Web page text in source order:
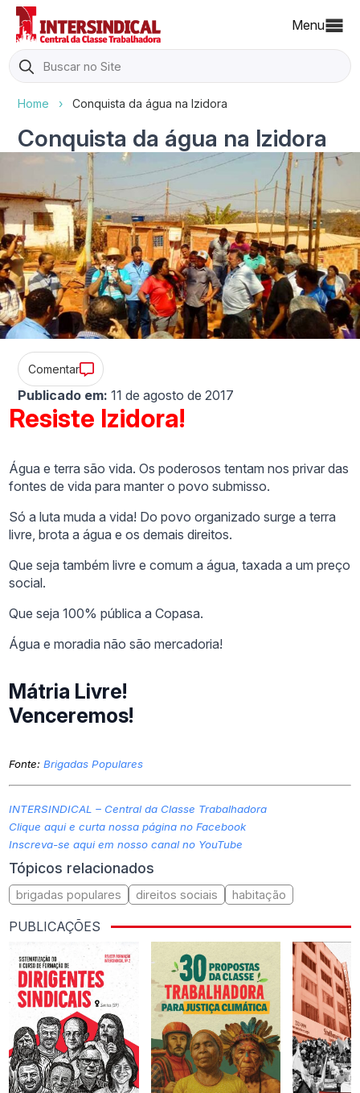
Menu
Search
for:
Home › Conquista da água na Izidora
Conquista da água na Izidora
Comentar
Publicado em: 11 de agosto de 2017
Resiste Izidora!
Água e terra são vida. Os poderosos tentam nos privar das
fontes de vida para manter o povo submisso.
Só a luta muda a vida! Do povo organizado surge a terra
livre, brota a água e os demais direitos.
Que seja também livre e comum a água, taxada a um preço
social.
Que seja 100% pública a Copasa.
Água e moradia não são mercadoria!
Mátria Livre!
Venceremos!
Fonte:Brigadas Populares
INTERSINDICAL – Central da Classe Trabalhadora
Clique aqui e curta nossa página no Facebook
Inscreva-se aqui em nosso canal no YouTube
Tópicos relacionados
brigadas populares direitos sociais habitação
PUBLICAÇÕES